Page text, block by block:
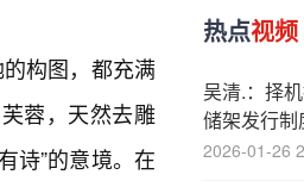
构图，都充满
蓉，天然去雕
诗”的意境。在
热点视频
吴清.：择
储架发行制
2026-01-26